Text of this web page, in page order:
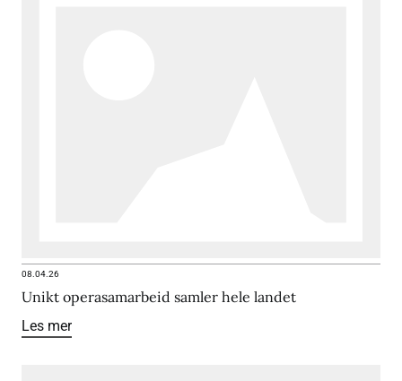
08.04.26
Unikt operasamarbeid samler hele landet
Les mer